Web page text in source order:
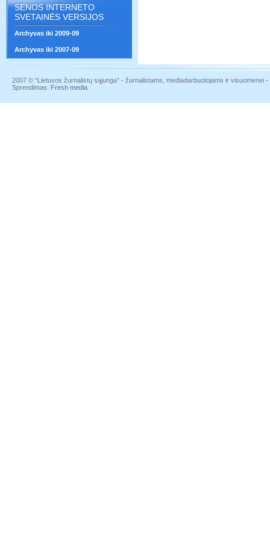
SENOS INTERNETO
SVETAINĖS VERSIJOS
Archyvas iki 2009-09
Archyvas iki 2007-09
2007 © “Lietuvos žurnalistų sąjunga” - žurnalistams, mediadarbuotojams ir visuomenei
Sprendimas: Fresh media